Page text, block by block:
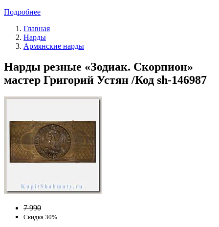
Подробнее
Главная
Нарды
Армянские нарды
Нарды резные «Зодиак. Скорпион»
мастер Григорий Устян /Код sh-146987
7 990
Скидка 30%